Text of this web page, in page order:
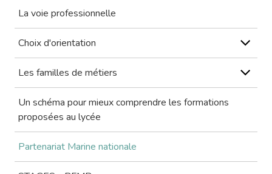
La voie professionnelle
Choix d'orientation
Les familles de métiers
Un schéma pour mieux comprendre les formations
proposées au lycée
Partenariat Marine nationale